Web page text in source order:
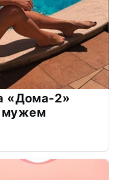
«Дома-2»
мужем